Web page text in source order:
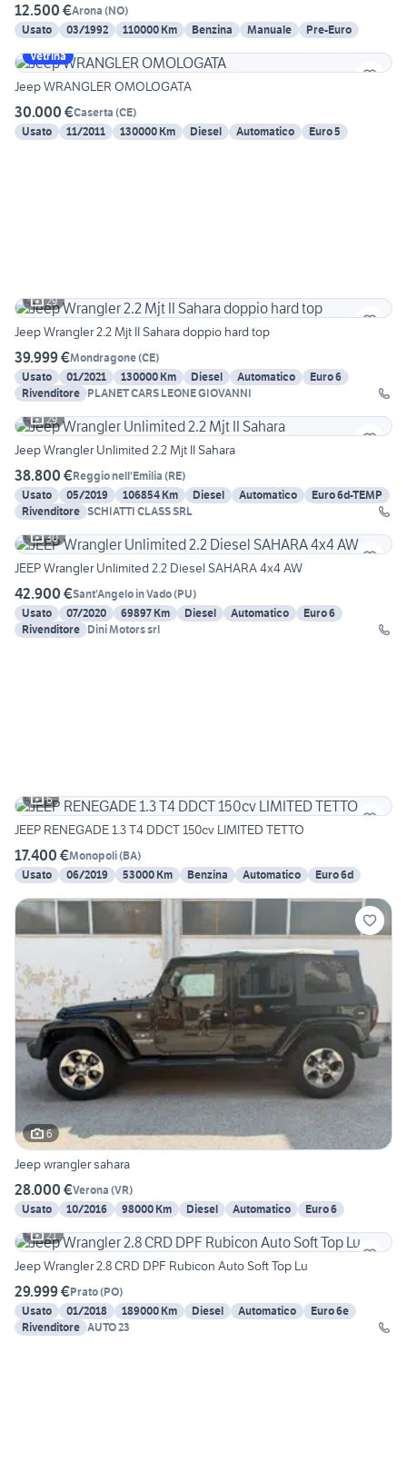
12.500 €Arona (NO)
Usato
03/1992 110000 Km Benzina Manuale
Pre-Euro
Vetrina
Jeep WRANGLER OMOLOGATA
30.000 €Caserta (CE)
Usato
11/2011 130000 Km Diesel Automatico Euro 5
29
Jeep Wrangler 2.2 Mjt II Sahara doppio hard top
39.999 €Mondragone(CE)
Usato
01/2021 130000 Km Diesel Automatico
Euro 6
Rivenditore PLANET CARS LEONE GIOVANNI
29
Jeep Wrangler Unlimited 2.2 Mjt II Sahara
38.800 €Reggio nell'Emilia (RE)
Usato
05/2019 106854 Km Diesel Automatico
Euro 6d-TEMP
Rivenditore SCHIATTI CLASS SRL
30
JEEP Wrangler Unlimited 2.2 Diesel SAHARA 4x4 AW
42.900 €Sant'Angelo in Vado(PU)
Usato
07/2020 69897 Km Diesel Automatico
Euro 6
Rivenditore Dini Motors srl
6
JEEP RENEGADE 1.3 T4 DDCT 150cv LIMITED TETTO
17.400 €Monopoli(BA)
Usato
06/2019 53000 Km Benzina Automatico Euro 6d
6
Jeep wrangler sahara
28.000 €Verona (VR)
Usato
10/2016 98000 Km Diesel Automatico
Euro 6
21
Jeep Wrangler 2.8 CRD DPF Rubicon Auto Soft Top Lu
29.999 €Prato(PO)
Usato
01/2018 189000 Km Diesel Automatico
Euro 6e
Rivenditore AUTO 23